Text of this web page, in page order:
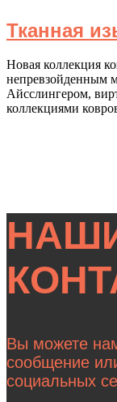
Тканная
Новая коллекция
непревзойденным
Айсслингером,
коллекциями
Вы можете
сообщение
социальных